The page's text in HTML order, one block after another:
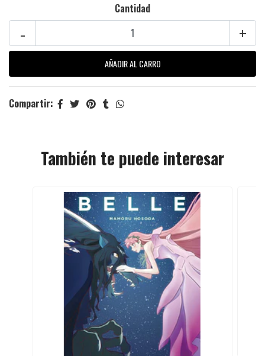
Cantidad
+
-
Compartir:
También te puede interesar